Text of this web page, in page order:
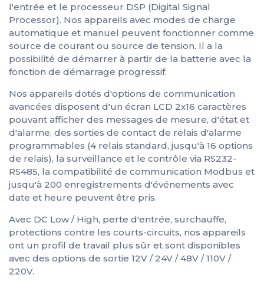
l'entrée et le processeur DSP (Digital Signal
Processor). Nos appareils avec modes de charge
automatique et manuel peuvent fonctionner comme
source de courant ou source de tension. Il a la
possibilité de démarrer à partir de la batterie avec la
fonction de démarrage progressif.
Nos appareils dotés d'options de communication
avancées disposent d'un écran LCD 2x16 caractères
pouvant afficher des messages de mesure, d'état et
d'alarme, des sorties de contact de relais d'alarme
programmables (4 relais standard, jusqu'à 16 options
de relais), la surveillance et le contrôle via RS232-
RS485, la compatibilité de communication Modbus et
jusqu'à 200 enregistrements d'événements avec
date et heure peuvent être pris.
Avec DC Low / High, perte d'entrée, surchauffe,
protections contre les courts-circuits, nos appareils
ont un profil de travail plus sûr et sont disponibles
avec des options de sortie 12V / 24V / 48V / 110V /
220V.